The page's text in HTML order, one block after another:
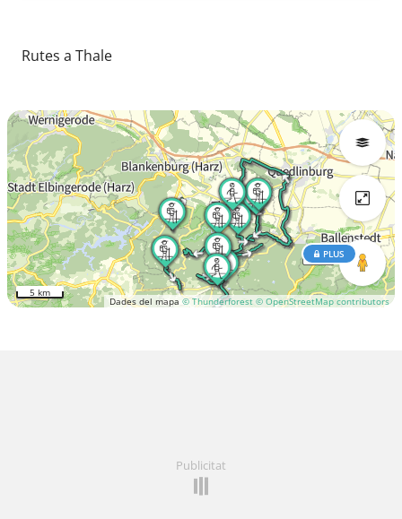
Rutes a Thale
Dades del mapa © Thunderforest © OpenStreetMap contributors
PLUS
5 km
Publicitat